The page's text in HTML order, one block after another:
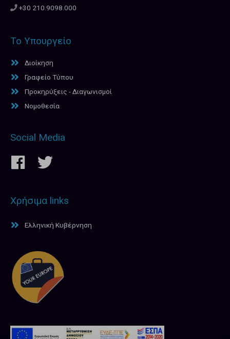
+30 210.9098.000
Το Υπουργείο
Διοίκηση
Γραφείο Τύπου
Προκηρύξεις - Διαγωνισμοί
Νομοθεσία
Social Media
Χρήσιμα links
Ελληνική Κυβέρνηση